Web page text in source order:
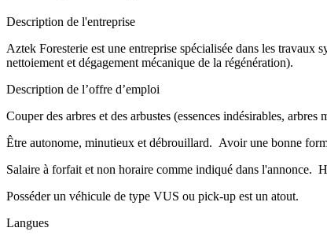
Description de l'entreprise
Aztek Foresterie est une entreprise spécialisée dans les
nettoiement et dégagement mécanique de la régénération).
Description de l’offre d’emploi
Couper des arbres et des arbustes (essences indésirables,
Être autonome, minutieux et débrouillard. Avoir une bonne
Salaire à forfait et non horaire comme indiqué dans l'annonce.
Posséder un véhicule de type VUS ou pick-up est un atout.
Langues